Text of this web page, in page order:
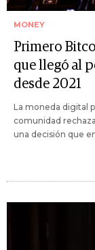
MONEY
Primero
que llegó al
desde 2021
La moneda digital
comunidad
una decisión que